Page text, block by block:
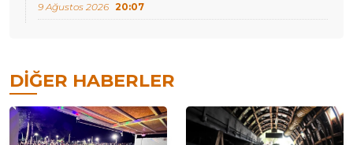
9 Ağustos 2026 20:07
DIĞER HABERLER